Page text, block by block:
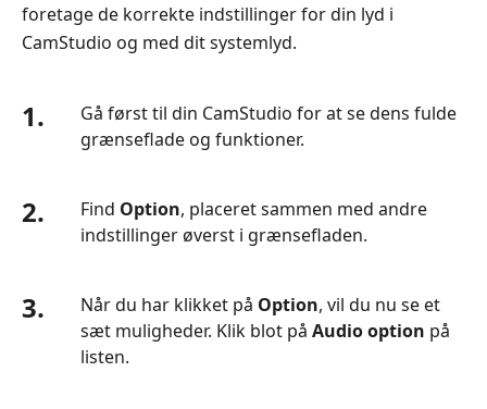
foretage de korrekte indstillinger for din lyd i
CamStudio og med dit systemlyd.
1.
Gå først til din CamStudio for at se dens fulde
grænseflade og funktioner.
2. Find Option, placeret sammen med andre
indstillinger øverst i grænsefladen.
3. Når du har klikket på Option, vil du nu se et
sæt muligheder. Klik blot på Audio option på
listen.